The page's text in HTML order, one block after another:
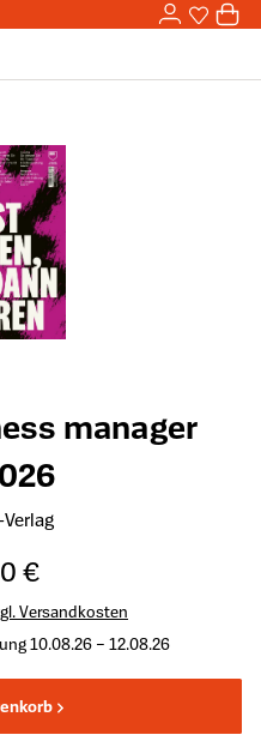
0
manager
Verlag
€
Versandkosten
10.08.26 – 12.08.26